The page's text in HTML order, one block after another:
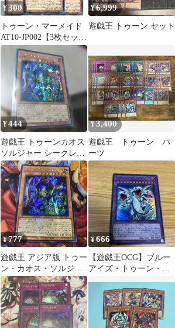
¥300
トゥーン・マーメイド
AT10-JP002【3枚セッ
ト】
¥6,999
遊戯王 トゥーン セット
¥444
遊戯王 トゥーンカオス
ソルジャー シークレッ
ト
¥3,400
遊戯王 トゥーン パ
ーツ
¥777
遊戯王 アジア版 トゥー
ン・カオス・ソルジャ
ー シークレットレア
¥666
【遊戯王OCG】ブルー
アイズ・トゥーン・ア
ウルトラレア